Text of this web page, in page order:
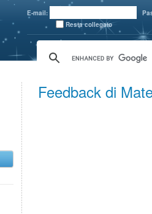
E-mail:
Resta collegato
Feedback di